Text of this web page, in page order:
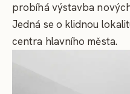
probíhá výstavba
Jedná se o klidnou
centra hlavního města.